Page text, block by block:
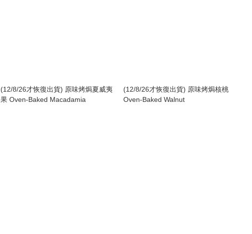
(12/8/26才恢復出貨) 原味烤焗夏威夷
果 Oven-Baked Macadamia
(12/8/26才恢復出貨) 原味烤焗核桃
Oven-Baked Walnut